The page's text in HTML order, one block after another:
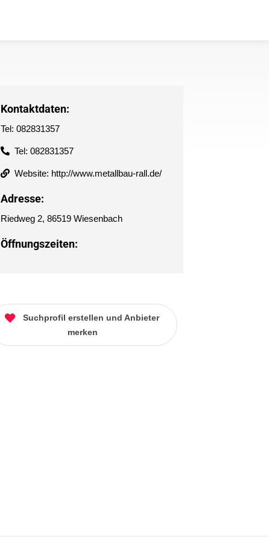
Kontaktdaten:
Tel: 082831357
Tel: 082831357
Website: http://www.metallbau-rall.de/
Adresse:
Riedweg 2, 86519 Wiesenbach
Öffnungszeiten:
Suchprofil erstellen und Anbieter
merken